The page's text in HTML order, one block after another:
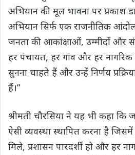
अभियान की मूल भावना पर प्रकाश
अभियान सिर्फ एक राजनीतिक
जनता की आकांक्षाओं, उम्मीदों और
हर पंचायत, हर गांव और हर
सुनना चाहते हैं और उन्हें निर्णय
हैं।”
श्रीमती चौरसिया ने यह भी कहा कि
ऐसी व्यवस्था स्थापित करना है
मिले, प्रशासन पारदर्शी हो और हर